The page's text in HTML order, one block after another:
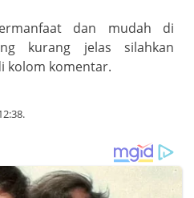
dan mudah di
kurang jelas silahkan
kolom komentar.